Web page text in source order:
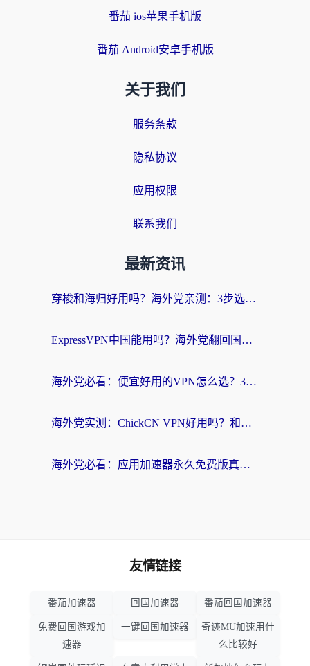
番茄 ios苹果手机版
番茄 Android安卓手机版
关于我们
服务条款
隐私协议
应用权限
联系我们
最新资讯
穿梭和海归好用吗？海外党亲测：3步选对回国加速器，无缝刷国内剧玩手游
ExpressVPN中国能用吗？海外党翻回国内的加速器选择指南（附番茄加速器实测）
海外党必看：便宜好用的VPN怎么选？3步解决回国访问难题+Steam改区技巧
海外党实测：ChickCN VPN好用吗？和OurPlay VPN对比哪个回国效果更好？附避坑指南
海外党必看：应用加速器永久免费版真的靠谱吗？教你选对回国加速器无缝刷国内资源
友情链接
番茄加速器 回国加速器 番茄回国加速器
免费回国游戏加
速器
一键回国加速器
奇迹MU加速用什
么比较好